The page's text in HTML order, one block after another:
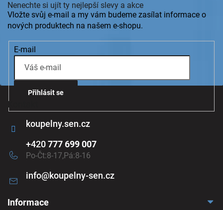
í
p
r
k
y
p
u
Kontakt
info@koupelny-sen.cz
+420777 699 007
Po-Čt:8-17,Pá:8-16
koupelny.sen.cz
Informace
Nenechte si ujít ty nejlepší slevy a akce
Vložte svůj e-mail a my vám budeme zasílat informace o
nových produktech na našem e-shopu.
E-mail
Přihlásit se